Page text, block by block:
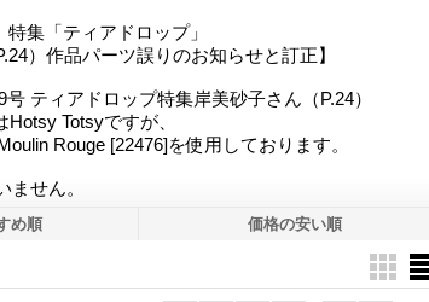
集「ティアドロップ」
）作品パーツ誤りのお知らせと訂正】
号 ティアドロップ特集岸美砂子さん（P.24）
Hotsy Totsyですが、
Rouge [22476]を使用しております。
ません。
め順 価格の安い順